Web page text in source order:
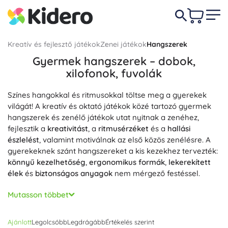
Kreatív és fejlesztő játékokZenei játékokHangszerek
Gyermek hangszerek – dobok,
xilofonok, fuvolák
Színes hangokkal és ritmusokkal töltse meg a gyerekek
világát! A kreatív és oktató játékok közé tartozó gyermek
hangszerek és zenélő játékok utat nyitnak a zenéhez,
fejlesztik a kreativitást, a ritmusérzéket és a hallási
észlelést, valamint motiválnak az első közös zenélésre. A
gyerekeknek szánt hangszereket a kis kezekhez tervezték:
könnyű kezelhetőség, ergonomikus formák, lekerekített
élek és biztonságos anyagok nem mérgező festéssel.
Válogasson a színes kínálatból: ritmushangszerek és
ütőhangszerek gyerekeknek (gyermek dob, tamburin,
a gyermek xilofon, furulya, ukulele vagy gyermek
Mutasson többet
AjánlottLegolcsóbbLegdrágábbÉrtékelés szerint